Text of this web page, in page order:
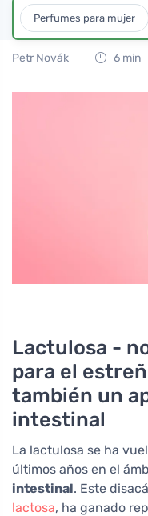
Perfumes para mujer
Petr Novák 6 min
Lactulosa -
para el
también un
intestinal
La lactulosa se ha
últimos años en el
intestinal. Este
lactosa, ha ganado